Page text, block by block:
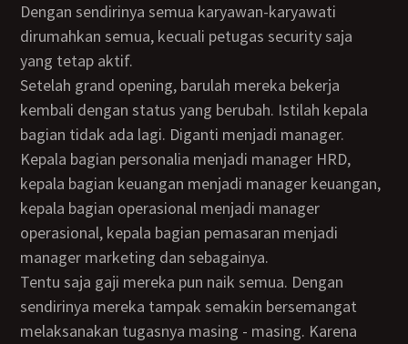
Dengan sendirinya semua karyawan-karyawati
dirumahkan semua, kecuali petugas security saja
yang tetap aktif.
Setelah grand opening, barulah mereka bekerja
kembali dengan status yang berubah. Istilah kepala
bagian tidak ada lagi. Diganti menjadi manager.
Kepala bagian personalia menjadi manager HRD,
kepala bagian keuangan menjadi manager keuangan,
kepala bagian operasional menjadi manager
operasional, kepala bagian pemasaran menjadi
manager marketing dan sebagainya.
Tentu saja gaji mereka pun naik semua. Dengan
sendirinya mereka tampak semakin bersemangat
melaksanakan tugasnya masing - masing. Karena